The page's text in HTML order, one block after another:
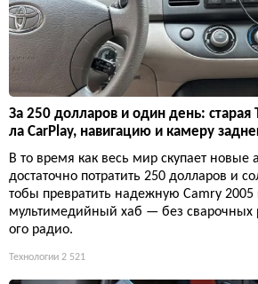
За 250 долларов и один день: старая
ла CarPlay, навигацию и камеру
В то время как весь мир скупает новые
достаточно потратить 250 долларов и
тобы превратить надежную Camry
мультимедийный хаб — без сварочных
ого радио.
Технологии 2 521